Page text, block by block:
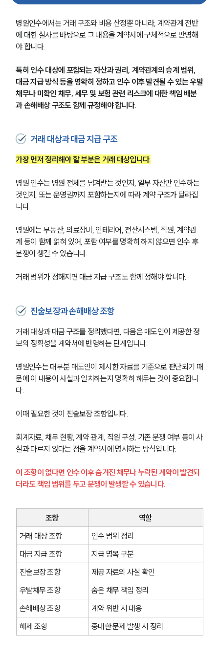
병원인수에서는 거래 구조와 비용 산정뿐 아니라, 계약관계 전반
에 대한 실사를 바탕으로 그 내용을 계약서에 구체적으로 반영해
야 합니다.
특히 인수 대상에 포함되는 자산과 권리, 계약관계의 승계 범위,
대금 지급 방식 등을 명확히 정하고 인수 이후 발견될 수 있는 우발
채무나 미확인 채무, 세무 및 보험 관련 리스크에 대한 책임 배분
과 손해배상 구조도 함께 규정해야 합니다.
거래 대상과 대금 지급 구조
가장 먼저 정리해야 할 부분은 거래 대상입니다.
병원 인수는 병원 전체를 넘겨받는 것인지, 일부 자산만 인수하는
것인지, 또는 운영권까지 포함하는지에 따라 계약 구조가 달라집
니다.
병원에는 부동산, 의료장비, 인테리어, 전산시스템, 직원, 계약관
계 등이 함께 얽혀 있어, 포함 여부를 명확히 하지 않으면 인수 후
분쟁이 생길 수 있습니다.
거래 범위가 정해지면 대금 지급 구조도 함께 정해야 합니다.
진술보장과 손해배상 조항
거래 대상과 대금 구조를 정리했다면, 다음은 매도인이 제공한 정
보의 정확성을 계약서에 반영하는 단계입니다.
병원인수는 대부분 매도인이 제시한 자료를 기준으로 판단되기 때
문에 이 내용이 사실과 일치하는지 명확히 해두는 것이 중요합니
다.
이때 필요한 것이 진술보장 조항입니다.
회계자료, 채무 현황, 계약 관계, 직원 구성, 기존 분쟁 여부 등이 사
실과 다르지 않다는 점을 계약서에 명시하는 방식입니다.
이 조항이 없다면 인수 이후 숨겨진 채무나 누락된 계약이 발견되
더라도 책임 범위를 두고 분쟁이 발생할 수 있습니다.
조항
역할
거래 대상 조항
인수 범위 정리
대금 지급 조항
지급 명목 구분
진술보장 조항
제공 자료의 사실 확인
우발채무 조항
숨은 채무 책임 정리
손해배상 조항
계약 위반 시 대응
해제 조항
중대한 문제 발생 시 정리